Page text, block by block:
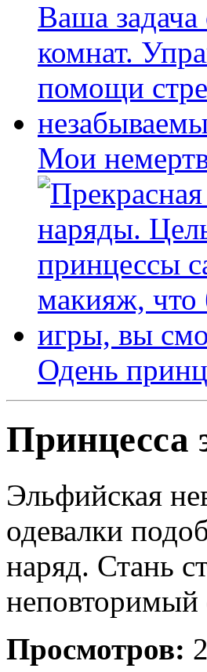
Мои
Одень
Принцесса
Эльфийская
одевалки
наряд. Стань
неповторимый
Просмотров: